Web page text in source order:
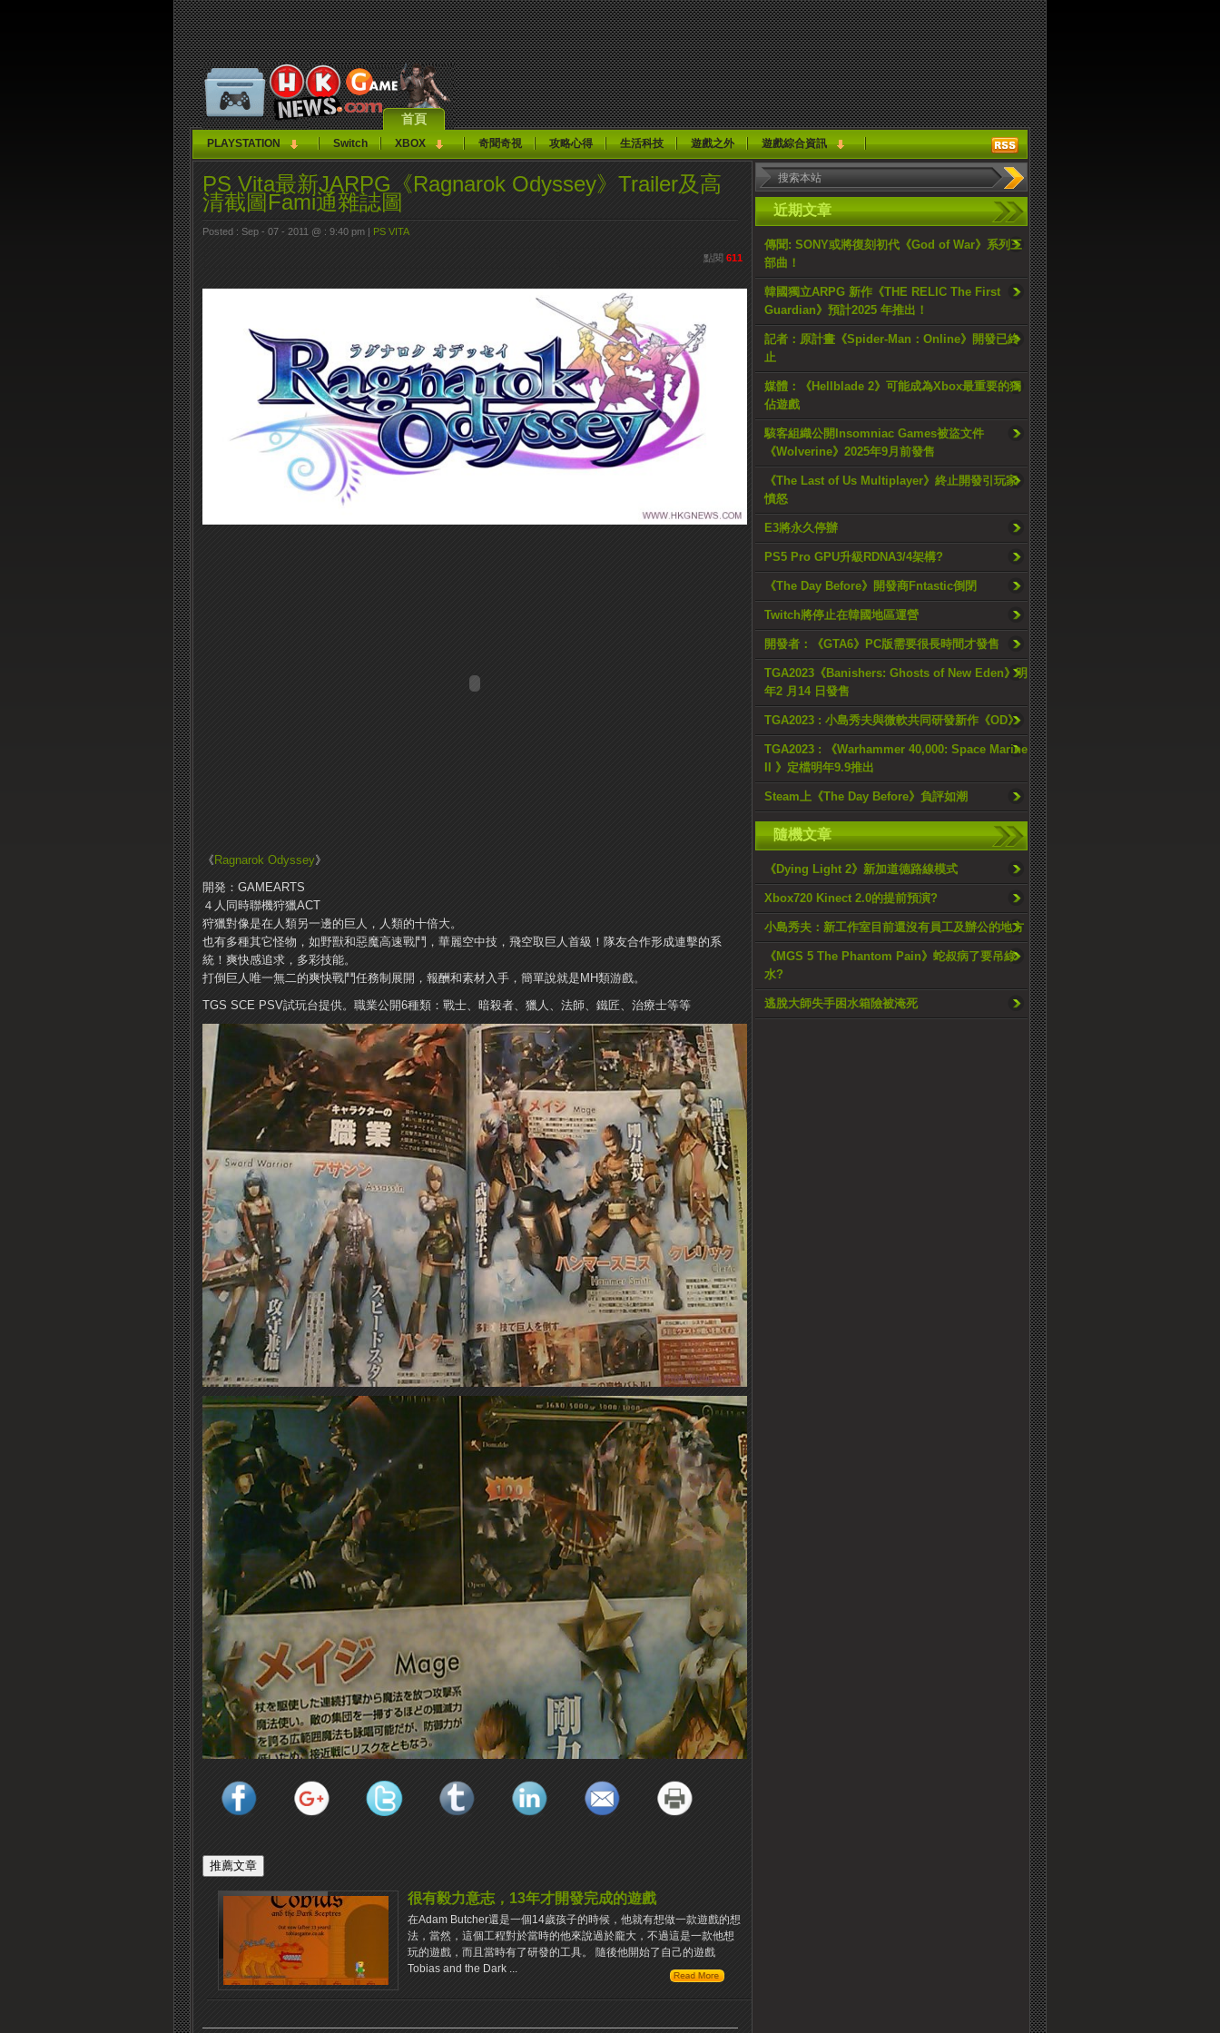
首頁
PLAYSTATION Switch XBOX 奇聞奇視 攻略心得 生活科技 遊戲之外 遊戲綜合資訊
近期文章
傳聞: SONY或將復刻初代《God of War》系列三
部曲！
韓國獨立ARPG 新作《THE RELIC The First
Guardian》預計2025 年推出！
記者：原計畫《Spider-Man：Online》開發已終
止
媒體：《Hellblade 2》可能成為Xbox最重要的獨
佔遊戲
駭客組織公開Insomniac Games被盜文件
《Wolverine》2025年9月前發售
《The Last of Us Multiplayer》終止開發引玩家
憤怒
E3將永久停辦
PS5 Pro GPU升級RDNA3/4架構?
《The Day Before》開發商Fntastic倒閉
Twitch將停止在韓國地區運營
開發者：《GTA6》PC版需要很長時間才發售
TGA2023《Banishers: Ghosts of New Eden》明
年2 月14 日發售
TGA2023 : 小島秀夫與微軟共同研發新作《OD》
TGA2023 : 《Warhammer 40,000: Space Marine
II 》定檔明年9.9推出
Steam上《The Day Before》負評如潮
隨機文章
《Dying Light 2》新加道德路線模式
Xbox720 Kinect 2.0的提前預演?
小島秀夫：新工作室目前還沒有員工及辦公的地方
《MGS 5 The Phantom Pain》蛇叔病了要吊綠
水?
逃脫大師失手困水箱險被淹死
PS Vita最新JARPG《Ragnarok Odyssey》Trailer及高
清截圖Fami通雜誌圖
Posted : Sep - 07 - 2011 @ : 9:40 pm | PS VITA
點閱 611
《 Ragnarok Odyssey》
開発：GAMEARTS
４人同時聯機狩獵ACT
狩獵對像是在人類另一邊的巨人，人類的十倍大。
也有多種其它怪物，如野獸和惡魔高速戰鬥，華麗空中技，飛空取巨人首級！ 隊友合作形成連擊的系
統！ 爽快感追求，多彩技能。
打倒巨人唯一無二的爽快戰鬥任務制展開，報酬和素材入手，簡單說就是MH類游戲。
TGS SCE PSV試玩台提供。 職業公開6種類：戰士、暗殺者、獵人、法師、鐵匠、治療士等等
很有毅力意志，13年才開發完成的遊戲
在Adam Butcher還是一個14歲孩子的時候，他就有想做一款遊戲的想
法，當然，這個工程對於當時的他來說過於龐大，不過這是一款他想
玩的遊戲，而且當時有了研發的工具。 隨後他開始了自己的遊戲
Tobias and the Dark ...